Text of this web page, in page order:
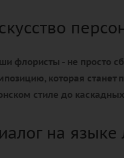
флористы - не просто
которая
стиле до
на языке